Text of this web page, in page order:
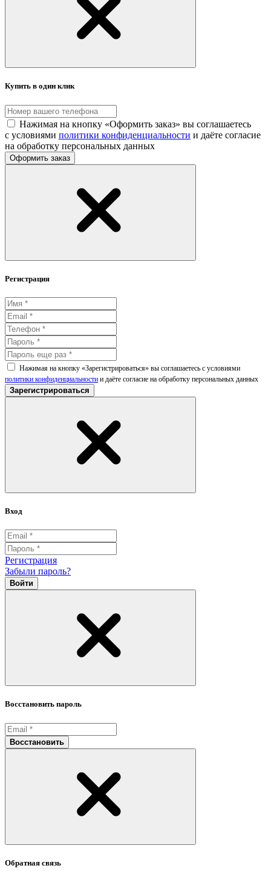
Купить в один клик
Нажимая на кнопку «Оформить заказ» вы соглашаетесь
с условиями политики конфиденциальности и даёте согласие
на обработку персональных данных
Оформить заказ
Регистрация
Нажимая на кнопку «Зарегистрироваться» вы соглашаетесь с условиями
политики конфиденциальности и даёте согласие на обработку персональных данных
Зарегистрироваться
Вход
Регистрация
Забыли пароль?
Войти
Восстановить пароль
Восстановить
Обратная связь